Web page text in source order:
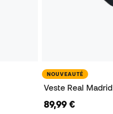
NOUVEAUTÉ
Veste Real
89,99 €